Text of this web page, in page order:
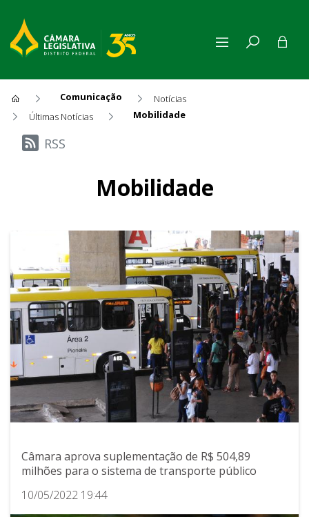
Comunicação
Notícias
Últimas Notícias
Mobilidade
Últimas Notícias
RSS
Mobilidade
Câmara aprova suplementação de R$ 504,89
milhões para o sistema de transporte público
10/05/2022 19:44